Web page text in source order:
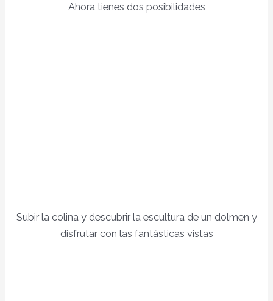
Ahora tienes dos posibilidades
Subir la colina y descubrir la escultura de un dolmen y
disfrutar con las fantásticas vistas